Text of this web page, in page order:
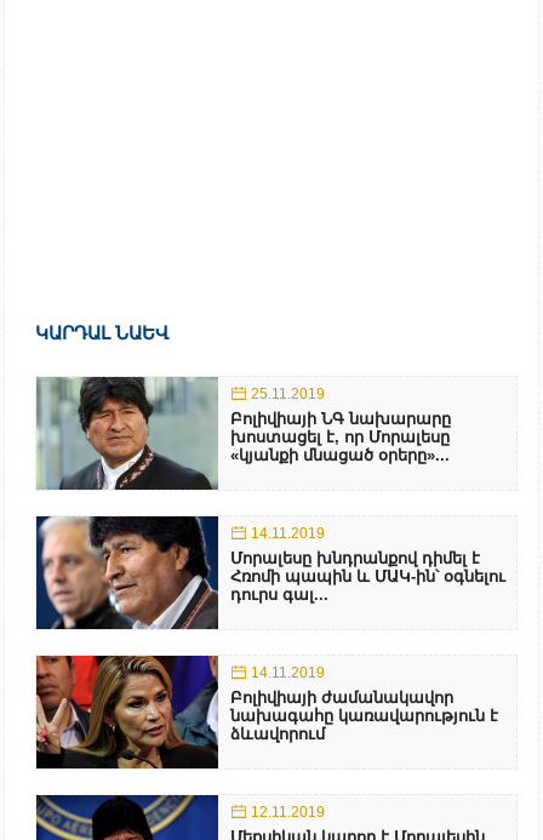
ԿԱՐԴԱԼ ՆԱԵՎ
25.11.2019
Բոլիվիայի ՆԳ նախարարը
խոստացել է, որ Մորալեսը
«կյանքի մնացած օրերը»...
14.11.2019
Մորալեսը խնդրանքով դիմել է
Հռոմի պապին և ՄԱԿ-ին՝ օգնելու
դուրս գալ...
14.11.2019
Բոլիվիայի ժամանակավոր
նախագահը կառավարություն է
ձևավորում
12.11.2019